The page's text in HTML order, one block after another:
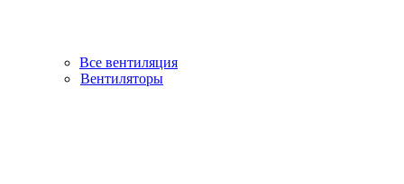
Все вентиляция
Вентиляторы